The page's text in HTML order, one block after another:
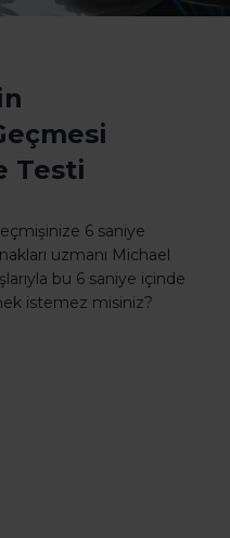
Testi
6 saniye
uzmanı Michael
bu 6 saniye içinde
istemez misiniz?